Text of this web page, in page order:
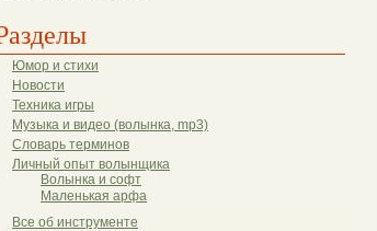
Юмор и стихи
Новости
Техника игры
Музыка и видео (волынка, mp3)
Словарь терминов
Личный опыт волынщика
Волынка и софт
Маленькая арфа
Все об инструменте